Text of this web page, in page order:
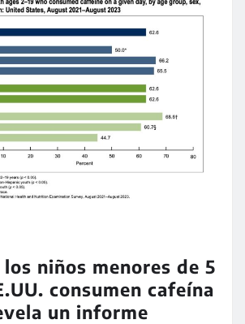
niños menores de 5
consumen cafeína
un informe